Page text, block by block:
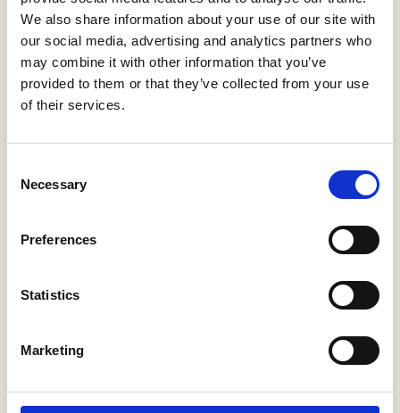
We also share information about your use of our site with
our social media, advertising and analytics partners who
may combine it with other information that you’ve
provided to them or that they’ve collected from your use
of their services.
Selection
Necessary
Preferences
Statistics
Marketing
ROUTES EN TIPS
knooppunten
Europarcs